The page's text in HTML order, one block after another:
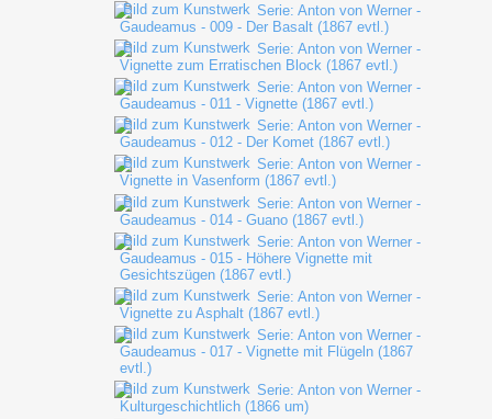
Serie: Anton von Werner -
Gaudeamus - 009 - Der Basalt (1867 evtl.)
Serie: Anton von Werner -
Vignette zum Erratischen Block (1867 evtl.)
Serie: Anton von Werner -
Gaudeamus - 011 - Vignette (1867 evtl.)
Serie: Anton von Werner -
Gaudeamus - 012 - Der Komet (1867 evtl.)
Serie: Anton von Werner -
Vignette in Vasenform (1867 evtl.)
Serie: Anton von Werner -
Gaudeamus - 014 - Guano (1867 evtl.)
Serie: Anton von Werner -
Gaudeamus - 015 - Höhere Vignette mit
Gesichtszügen (1867 evtl.)
Serie: Anton von Werner -
Vignette zu Asphalt (1867 evtl.)
Serie: Anton von Werner -
Gaudeamus - 017 - Vignette mit Flügeln (1867
evtl.)
Serie: Anton von Werner -
Kulturgeschichtlich (1866 um)